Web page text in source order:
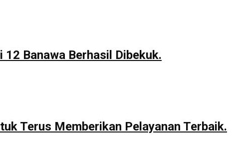
Banawa Berhasil Dibekuk.
Terus Memberikan Pelayanan Terbaik.